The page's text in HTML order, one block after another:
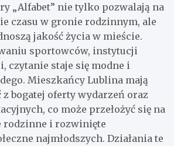
„Alfabet” nie tylko pozwalają na
czasu w gronie rodzinnym, ale
jakość życia w mieście.
sportowców, instytucji
czytanie staje się modne i
Mieszkańcy Lublina mają
z bogatej oferty wydarzeń oraz
co może przełożyć się na
rodzinne i rozwinięte
najmłodszych. Działania te